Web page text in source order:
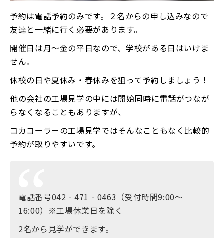
予約は電話予約のみです。２名からの申し込みなので
友達と一緒に行く必要があります。
開催日は月～金の平日なので、学校がある日はいけま
せん。
休校の日や夏休み・春休みを狙って予約しましょう！
他の会社の工場見学の中には開始同時に電話がつなが
らなくなることもありますが、
コカコーラーの工場見学ではそんなこともなく比較的
予約が取りやすいです。
電話番号042‐471‐0463（受付時間9:00～
16:00）※工場休業日を除く
2名から見学ができます。